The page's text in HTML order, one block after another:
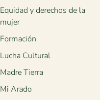
Equidad y derechos de la
mujer
Formación
Lucha Cultural
Madre Tierra
Mi Arado